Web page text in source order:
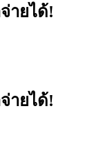
ายได้!
ายได้!